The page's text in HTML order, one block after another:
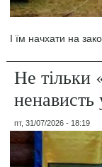
І їм начхати на
Не тільки
пт, 31/07/2026 - 18:19